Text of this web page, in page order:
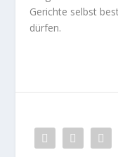
Gerichte selbst
dürfen.